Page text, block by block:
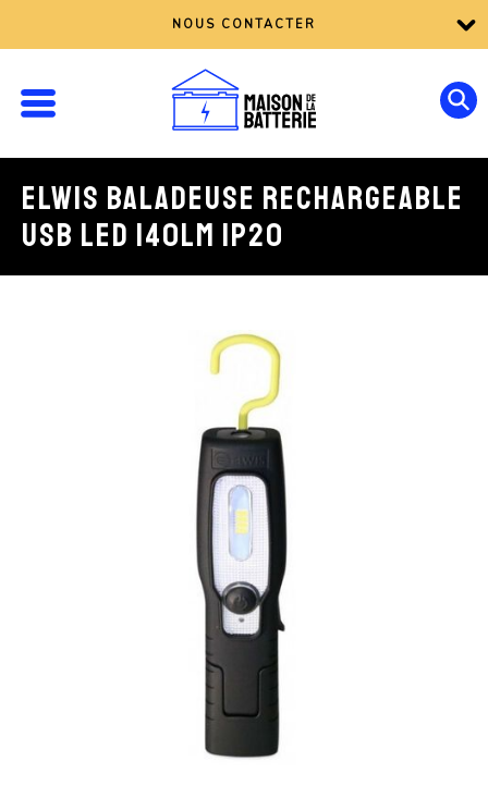
NOUS CONTACTER
ELWIS BALADEUSE RECHARGEABLE
USB LED 140LM IP20